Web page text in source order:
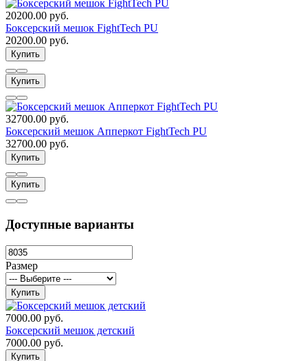
20200.00 руб.
Боксерский мешок FightTech PU
20200.00 руб.
Купить
Купить
32700.00 руб.
Боксерский мешок Апперкот FightTech PU
32700.00 руб.
Купить
Купить
Доступные варианты
Размер
Купить
7000.00 руб.
Боксерский мешок детский
7000.00 руб.
Купить